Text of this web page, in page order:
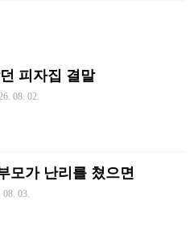
피자집 결말
08. 02.
모가 난리를 쳤으면
08. 03.